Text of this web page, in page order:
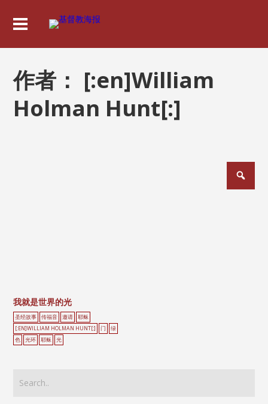
作者： [:en]William
Holman Hunt[:]
我就是世界的光
圣经故事 传福音 邀请
耶稣
[:EN]WILLIAM HOLMAN HUNT[:]
门
绿
色
光环 耶稣 光